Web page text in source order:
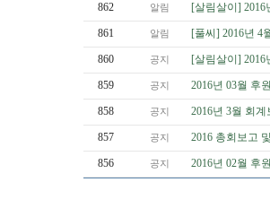
862 알림 [살림살이] 2016
861 알림 [풀씨] 2016년 4
860 공지 [살림살이] 2016
859 공지 2016년 03월 후
858 공지 2016년 3월 회계
857 공지 2016 총회보고
856 공지 2016년 02월 후